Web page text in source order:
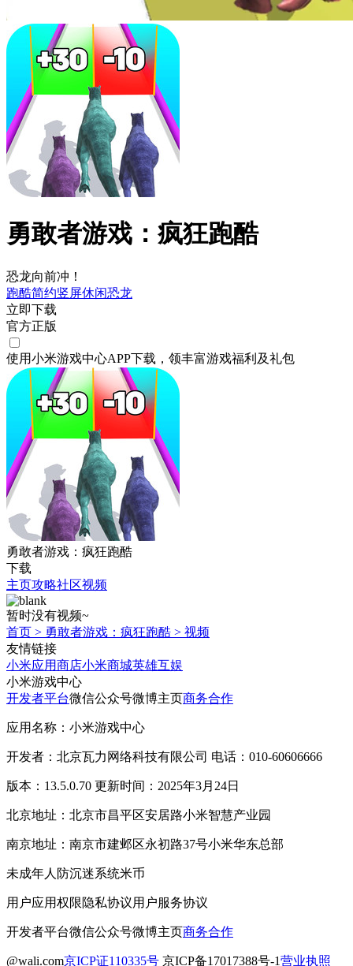
勇敢者游戏：疯狂跑酷
恐龙向前冲！
跑酷简约竖屏休闲恐龙
立即下载
官方正版
使用小米游戏中心APP下载 ，领丰富游戏福利 及礼包
勇敢者游戏：疯狂跑酷
下载
主页攻略社区视频
暂时没有视频~
首页 > 勇敢者游戏：疯狂跑酷 > 视频
友情链接
小米应用商店小米商城英雄互娱
小米游戏中心
开发者平台微信公众号微博主页商务合作
应用名称：小米游戏中心
开发者：北京瓦力网络科技有限公司 电话：010-60606666
版本：13.5.0.70 更新时间：2025年3月24日
北京地址：北京市昌平区安居路小米智慧产业园
南京地址：南京市建邺区永初路37号小米华东总部
未成年人防沉迷系统米币
用户应用权限隐私协议用户服务协议
开发者平台微信公众号微博主页商务合作
@wali.com京ICP证110335号 京ICP备17017388号-1营业执照